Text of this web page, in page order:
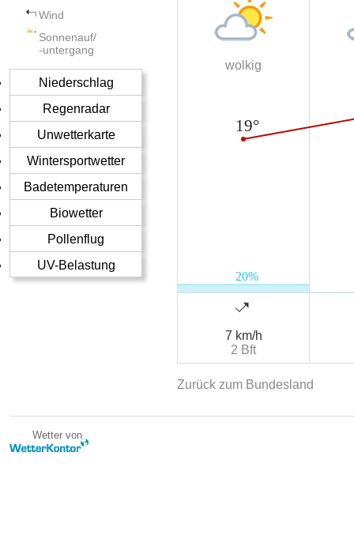
Wind
Sonnenauf/
-untergang
Niederschlag
Regenradar
Unwetterkarte
Wintersportwetter
Badetemperaturen
Biowetter
Pollenflug
UV-Belastung
wolkig
7 km/h
2 Bft
Zurück zum Bundesland
Wetter von